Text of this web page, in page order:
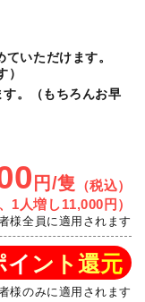
いただけます。
）
。（もちろんお早
円/隻
（税込）
1人増し11,000円）
様全員に適用されます
イント還元
様のみに適用されます